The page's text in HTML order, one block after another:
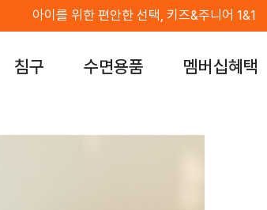
침대 위에서도 바닥 위에서도 "우유토퍼"
침구 수면용품 멤버십혜택